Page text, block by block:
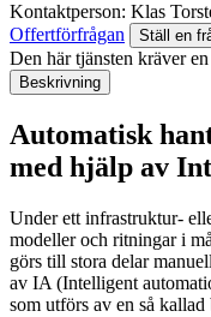
Kontaktperson: Klas
Offertförfrågan
Ställ en
Den här tjänsten kräver
Beskrivning
Automatisk
med hjälp av
Under ett infrastruktur-
modeller och ritningar i
görs till stora delar
av IA (Intelligent
som utförs av en så